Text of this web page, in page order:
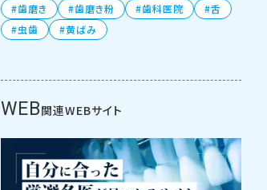
歯磨き
歯磨き粉 歯科医院
舌
虫歯
黄ばみ
WEB関連WEBサイト